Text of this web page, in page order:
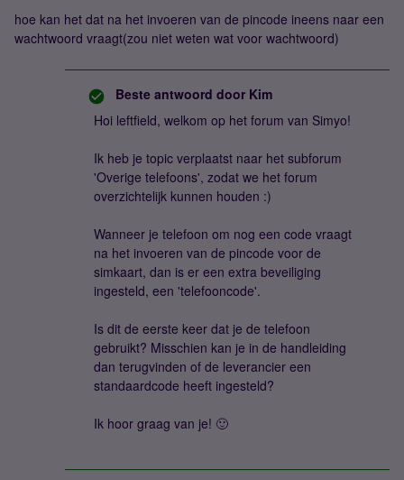
hoe kan het dat na het invoeren van de pincode ineens naar een
wachtwoord vraagt(zou niet weten wat voor wachtwoord)
Beste antwoord door Kim
Hoi leftfield, welkom op het forum van Simyo!
Ik heb je topic verplaatst naar het subforum
'Overige telefoons', zodat we het forum
overzichtelijk kunnen houden :)
Wanneer je telefoon om nog een code vraagt
na het invoeren van de pincode voor de
simkaart, dan is er een extra beveiliging
ingesteld, een 'telefooncode'.
Is dit de eerste keer dat je de telefoon
gebruikt? Misschien kan je in de handleiding
dan terugvinden of de leverancier een
standaardcode heeft ingesteld?
Ik hoor graag van je! 🙂